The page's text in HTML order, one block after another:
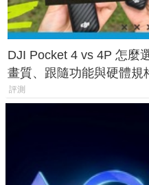
DJI Pocket 4 vs 4P 怎麼
畫質、跟隨功能與硬體規
一次看懂兩台差異
評測